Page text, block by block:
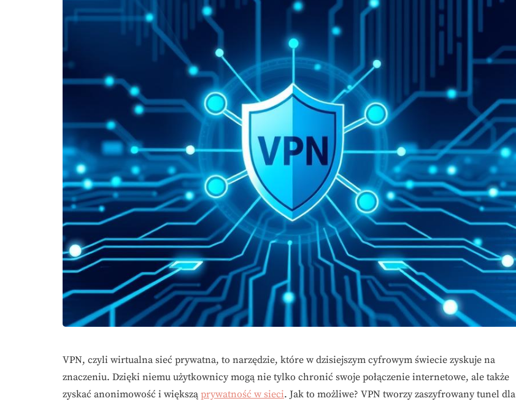
VPN, czyli wirtualna sieć prywatna, to narzędzie, które w dzisiejszym cyfrowym świecie zyskuje na
znaczeniu. Dzięki niemu użytkownicy mogą nie tylko chronić swoje połączenie internetowe, ale także
zyskać anonimowość i większą prywatność w sieci. Jak to możliwe? VPN tworzy zaszyfrowany tunel dla